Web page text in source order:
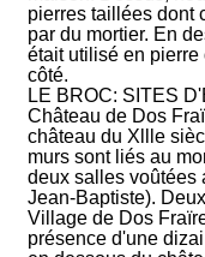
pierres taillées dont
par du mortier. En
était utilisé en pierre
côté.
LE BROC: SITES
Château de Dos
château du Xllle
murs sont liés au
deux salles voûtées
Jean-Baptiste).
Village de Dos
présence d'une